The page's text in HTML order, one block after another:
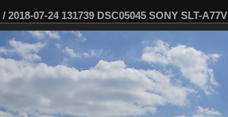
/ 2018-07-24 131739 DSC05045 SONY SLT-A77V